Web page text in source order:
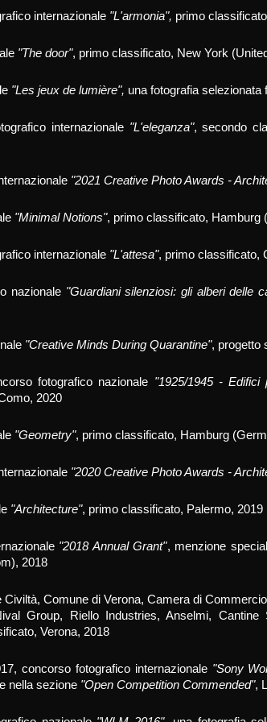
internazionale "L'armonia", primo classificato
"The door", primo classificato, New York
"Les jeux de lumière", una fotografia selezionata
internazionale "L'eleganza", secondo
"2021 Creative Photo Awards -
"Minimal Notions", primo classificato, Hamburg
internazionale "L'attesa", primo classificato,
nazionale "Guardiani silenziosi: gli alberi delle
"Creative Minds During Quarantine", progetto
fotografico nazionale "1925/1945 -
2020
"Geometry", primo classificato, Hamburg
"2020 Creative Photo Awards -
"Architecture", primo classificato, Palermo, 2019
"2018 Annual Grant", menzione
2018
Comune di Verona, Camera di
Group, Riello Industries, Anselmi,
Verona, 2018
concorso fotografico internazionale"Sony
nella sezione "Open Competition Commended",